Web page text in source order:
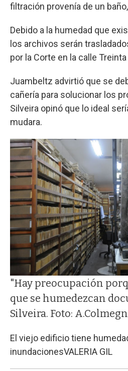
filtración provenía de un
Debido a la humedad que
los archivos serán
por la Corte en la calle
Juambeltz advirtió que se
cañería para solucionar los
Silveira opinó que lo ideal
mudara.
"Hay preocupación
que se humedezcan
Silveira. Foto:
El viejo edificio tiene
inundacionesVALERIA GIL